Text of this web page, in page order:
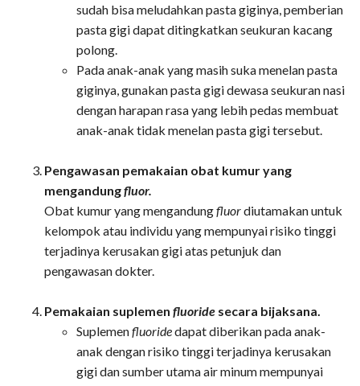
sudah bisa meludahkan pasta giginya, pemberian
pasta gigi dapat ditingkatkan seukuran kacang
polong.
Pada anak-anak yang masih suka menelan pasta
giginya, gunakan pasta gigi dewasa seukuran nasi
dengan harapan rasa yang lebih pedas membuat
anak-anak tidak menelan pasta gigi tersebut.
Pengawasan pemakaian obat kumur yang
mengandungfluor.
Obat kumur yang mengandungfluordiutamakan untuk
kelompok atau individu yang mempunyai risiko tinggi
terjadinya kerusakan gigi atas petunjuk dan
pengawasan dokter.
Pemakaian suplemen fluoride secara bijaksana.
Suplemenfluoridedapat diberikan pada anak-
anak dengan risiko tinggi terjadinya kerusakan
gigi dan sumber utama air minum mempunyai